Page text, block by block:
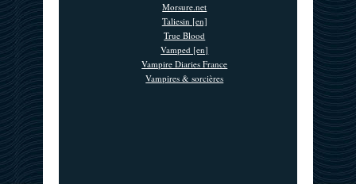
Morsure.net
Taliesin [en]
True Blood
Vamped [en]
Vampire Diaries France
Vampires & sorcières